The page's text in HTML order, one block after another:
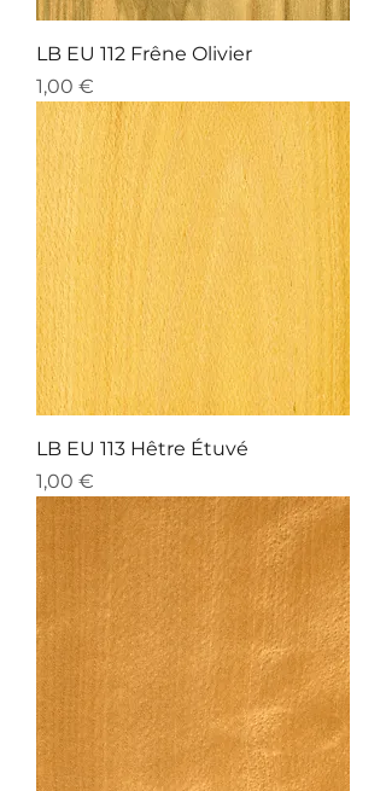
LB EU 112 Frêne Olivier
Preis
1,00 €
LB EU 113 Hêtre Étuvé
Preis
1,00 €